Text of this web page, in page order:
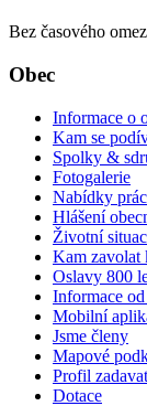
Bez časového
Obec
Informace o
Kam se
Spolky &
Fotogalerie
Nabídky
Hlášení
Životní
Kam zavolat
Oslavy 800
Informace od
Mobilní
Jsme členy
Mapové
Profil
Dotace